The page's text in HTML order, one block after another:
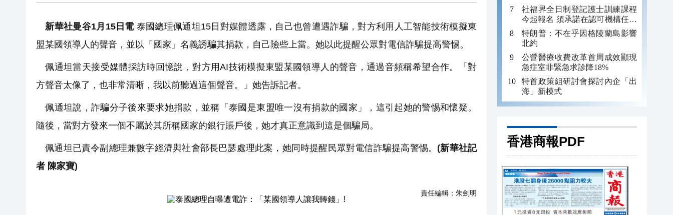
新華社曼谷1月15日電泰國總理佩通坦15日對媒體透露，自己也曾遭遇詐騙，對方利用人工智能技術模擬東
盟某國領導人的聲音，並以「國家」名義誘騙其捐款，自己險些上當。她以此提醒公眾對電信詐騙提高警惕。
佩通坦當天接受媒體採訪時回憶說，對方用AI技術模擬東盟某國領導人的聲音，通過音頻稱希望合作。「對
方聲音太像了，也非常清晰，我以前聽過這個聲音。」她告訴記者。
佩通坦說，詐騙分子後來要求她捐款，並稱「泰國是東盟唯一沒有捐款的國家」，這引起她的警惕和懷疑。
隨後，當對方發來一個不屬於其所稱國家的銀行賬戶後，她才真正意識到這是個騙局。
佩通坦已責令副總理兼數字經濟與社會部長巴瑟處理此案，她同時提醒民眾對電信詐騙提高警惕。 (新華社記
者 陳家寶)
責任編輯： 朱劍明
社福界全日制登記護士訓練課程
今起報名 須承諾在認可機構任職
至少三年
特朗普：不在乎因格陵蘭島影響
北約
公營醫療收費改革首周成效顯現
急症室非緊急求診降18%
特首政策組研討會探討內企「出
海」新模式
香港商報PDF